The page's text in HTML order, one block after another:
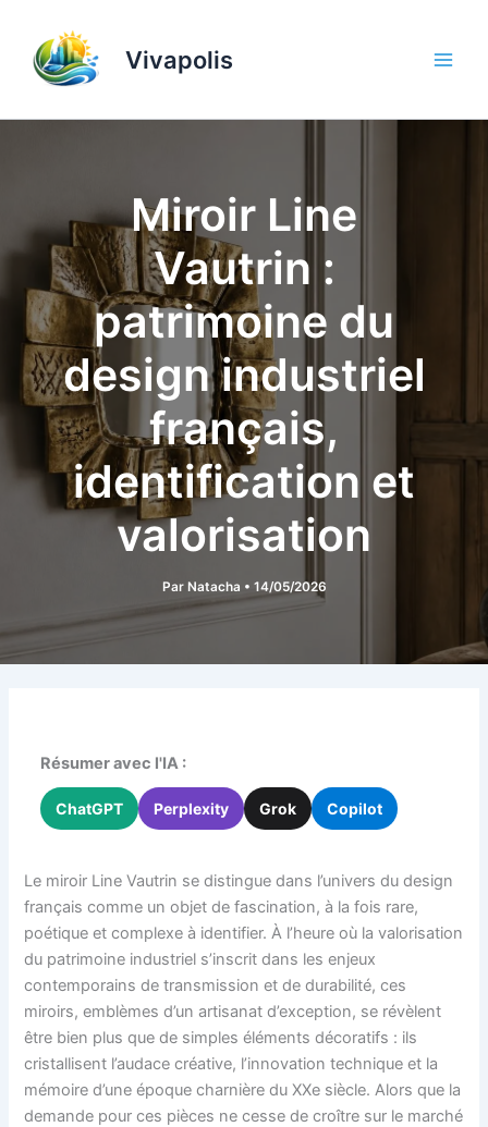
contenu
Vivapolis
Miroir Line
Vautrin :
patrimoine du
design industriel
français,
identification et
valorisation
Par Natacha • 14/05/2026
Résumer avec l'IA :
ChatGPT Perplexity Grok Copilot
Le miroir Line Vautrin se distingue dans l’univers du design
français comme un objet de fascination, à la fois rare,
poétique et complexe à identifier. À l’heure où la valorisation
du patrimoine industriel s’inscrit dans les enjeux
contemporains de transmission et de durabilité, ces
miroirs, emblèmes d’un artisanat d’exception, se révèlent
être bien plus que de simples éléments décoratifs : ils
cristallisent l’audace créative, l’innovation technique et la
mémoire d’une époque charnière du XXe siècle. Alors que la
demande pour ces pièces ne cesse de croître sur le marché